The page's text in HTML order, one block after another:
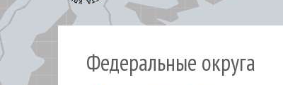
Федеральные округа